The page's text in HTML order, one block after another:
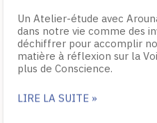
Un Atelier-étude avec
dans notre vie comme des
déchiffrer pour accomplir
matière à réflexion sur la
plus de Conscience.
LIRE LA SUITE »